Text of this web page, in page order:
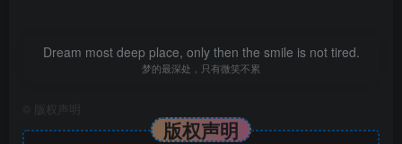
Dream most deep place, only then the smile is not tired.
梦的最深处，只有微笑不累
版权声明
版权声明